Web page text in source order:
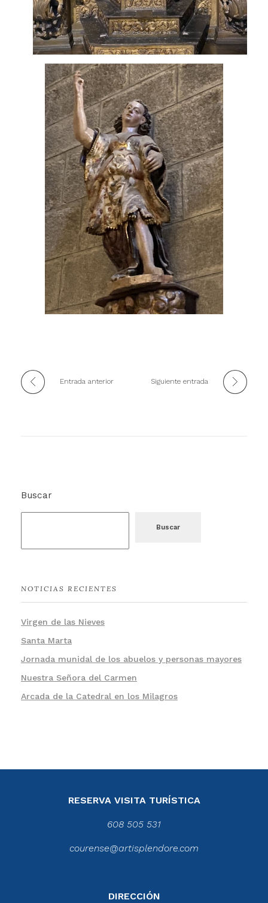
Entrada anterior Siguiente entrada
Buscar
Buscar
NOTICIAS RECIENTES
Virgen de las Nieves
Santa Marta
Jornada munidal de los abuelos y personas mayores
Nuestra Señora del Carmen
Arcada de la Catedral en los Milagros
RESERVA VISITA TURÍSTICA
608 505 531
courense@artisplendore.com
DIRECCIÓN